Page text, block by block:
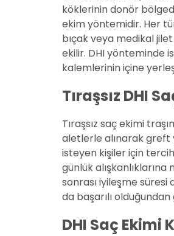
köklerinin donör
ekim yöntemidir. Her
bıçak veya medikal
ekilir. DHI yönteminde
kalemlerinin içine
Tıraşsız DHI
Tıraşsız saç ekimi
aletlerle alınarak greft
isteyen kişiler için
günlük
sonrası iyileşme süresi
da başarılı
DHI Saç Ekimi